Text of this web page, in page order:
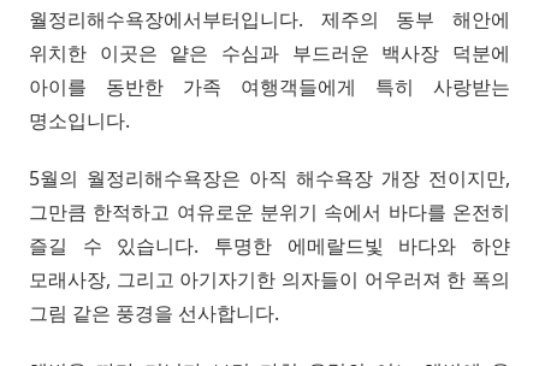
월정리해수욕장에서부터입니다. 제주의 동부 해안에
위치한 이곳은 얕은 수심과 부드러운 백사장 덕분에
아이를 동반한 가족 여행객들에게 특히 사랑받는
명소입니다.
5월의 월정리해수욕장은 아직 해수욕장 개장 전이지만,
그만큼 한적하고 여유로운 분위기 속에서 바다를 온전히
즐길 수 있습니다. 투명한 에메랄드빛 바다와 하얀
모래사장, 그리고 아기자기한 의자들이 어우러져 한 폭의
그림 같은 풍경을 선사합니다.